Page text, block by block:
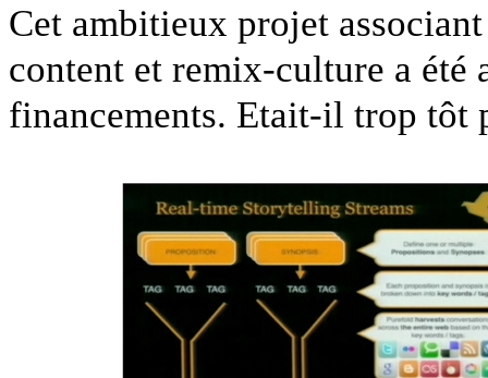
Cet ambitieux projet
content et remix-culture a été
financements. Etait-il trop tôt